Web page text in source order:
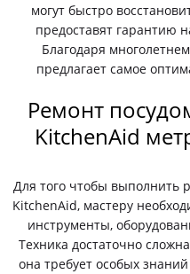
могут быстро
предоставят гарантию
Благодаря
предлагает самое
Ремонт
KitchenAid
Для того чтобы выполнить
KitchenAid, мастеру
инструменты,
Техника достаточно
она требует особых